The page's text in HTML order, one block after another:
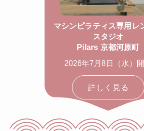
マシンピラティス専用レ
スタジオ
Pilars 京都河原町
2026年7月8日（水）
詳しく見る